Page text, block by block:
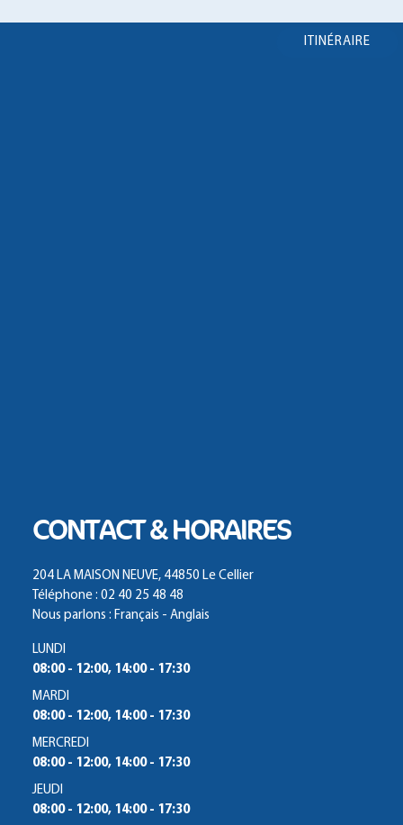
ITINÉRAIRE
CONTACT & HORAIRES
204 LA MAISON NEUVE, 44850 Le Cellier
Téléphone : 02 40 25 48 48
Nous parlons : Français - Anglais
LUNDI
08:00 - 12:00, 14:00 - 17:30
MARDI
08:00 - 12:00, 14:00 - 17:30
MERCREDI
08:00 - 12:00, 14:00 - 17:30
JEUDI
08:00 - 12:00, 14:00 - 17:30